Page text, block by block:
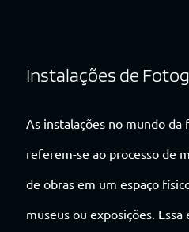
Instalações de
As instalações no mundo
referem-se ao processo de
de obras em um espaço
museus ou exposições.